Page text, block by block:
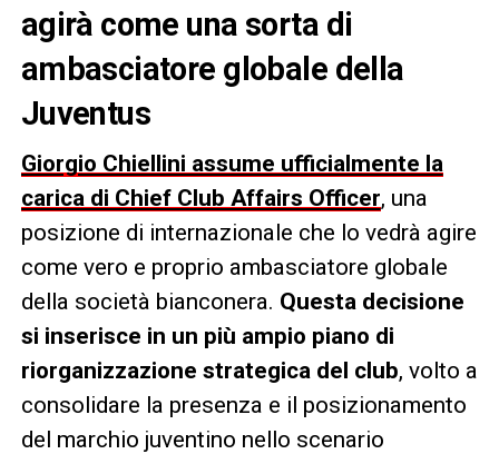
agirà come una sorta di
ambasciatore globale della
Juventus
Giorgio Chiellini assume ufficialmente la
carica di Chief Club Affairs Officer, una
posizione di internazionale che lo vedrà agire
come vero e proprio ambasciatore globale
della società bianconera. Questa decisione
si inserisce in un più ampio piano di
riorganizzazione strategica del club, volto a
consolidare la presenza e il posizionamento
del marchio juventino nello scenario